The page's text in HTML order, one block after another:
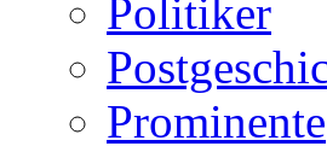
Politiker
Prominente